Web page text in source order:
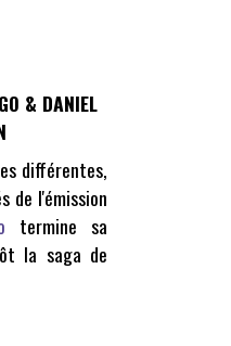
& DANIEL
différentes,
de l'émission
termine sa
la saga de